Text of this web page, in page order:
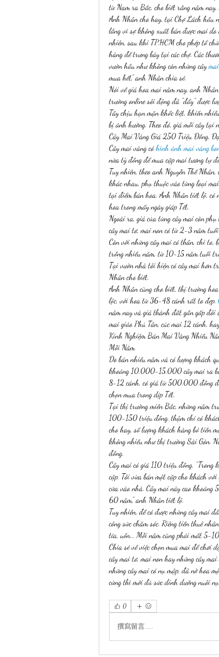
từ Nam ra Bắc, cho biết rằng năm
Anh Nhân cho hay, tại Chợ Lách hầu
lắng vì sợ không xuất bán được mai
nhiên, sau khi TP.HCM cho phép tổ
hàng để trưng bày tại các chợ. Các
vườn hầu như không còn những cây
mua hết,” anh Nhân chia sẻ.
Nói về giá hoa mai năm nay, anh
trường online sôi động đã "đẩy" được
Tây chịu hạn mặn khốc liệt, khiến
bị ảnh hưởng. Theo đó, giá mỗi cây tại
Cây Mai Vàng Giá 250 Triệu Đồng,
Cây mai vàng có hình ảnh mai vàng
nửa tỷ đồng để mua cặp mai tương tự
Tuy nhiên, theo anh Nguyễn Thế
khác nhau, phụ thuộc vào từng loại
tại điểm bán hoa. Anh Nhân tiết lộ,
hoa trong mấy ngày giáp Tết.
Ngoài ra, giá của từng cây mai còn
cây mai tơ, mai non có từ 2-3 năm
Còn với những cây mai có thân, chi
trồng nhiều năm, từ 10-15 năm tuổi
Tại vườn nhà tôi hiện có cây mai hơn
Nhân cho biết.
Anh Nhân cũng cho biết, thị trường
lộc, với hoa từ 36-48 cánh rất to đẹp.
năm nay và giá thành đắt gần gấp đôi
mai giảo Phú Tân, cúc mai 12 cánh,
Kinh Nghiệm Bán Mai Vàng Nhiều
Mỗi Năm
Do bán nhiều năm và có lượng khách
khoảng 10.000-15.000 cây mai ra
8-12 cánh, có giá từ 500.000 đồng
chọn mua trong dịp Tết.
Tại thị trường miền Bắc, những năm
100-150 triệu đồng, thậm chí có
cho hay, số lượng khách hàng bỏ tiền
không nhiều như thị trường Sài Gòn.
đồng.
Cây mai có giá 110 triệu đồng.
cặp. Tôi vừa bán một cặp cho khách
cửa vào nhà. Cây mai này cao
60 năm,” anh Nhân tiết lộ.
Tuy nhiên, để có được những cây mai
công sức chăm sóc. Riêng tiền thuê
tỉa, uốn... Mỗi năm cũng phải mất 5-
Chia sẻ về việc chọn mua mai để chơi
cây mai tơ, mai non hay những cây
những cây mai có nụ mập, đã nở hoa
cứng thì mới đủ sức dinh dưỡng nuôi
0
撰寫留言......